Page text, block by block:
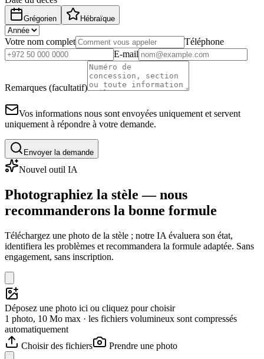
Grégorien Hébraïque
Votre nom complet
Téléphone
E-mail
Remarques (facultatif)
Vos informations nous sont envoyées uniquement et servent
uniquement à répondre à votre demande.
Envoyer la demande
Nouvel outil IA
Photographiez la stèle — nous
recommanderons la bonne formule
Téléchargez une photo de la stèle ; notre IA évaluera son état,
identifiera les problèmes et recommandera la formule adaptée. Sans
engagement, sans inscription.
Déposez une photo ici ou cliquez pour choisir
1 photo, 10 Mo max · les fichiers volumineux sont compressés
automatiquement
Choisir des fichiers
Prendre une photo